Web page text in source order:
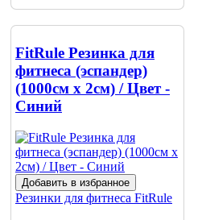
FitRule Резинка для
фитнеса (эспандер)
(1000см х 2см) / Цвет -
Синий
Добавить в избранное
Резинки для фитнеса FitRule